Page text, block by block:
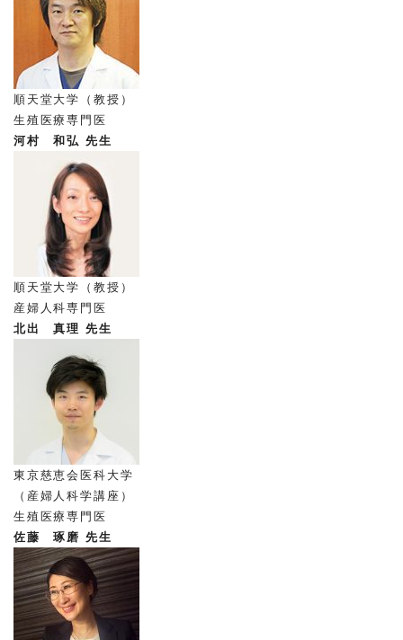
順天堂大学（教授）
生殖医療専門医
河村 和弘 先生
順天堂大学（教授）
産婦人科専門医
北出 真理 先生
東京慈恵会医科大学
（産婦人科学講座）
生殖医療専門医
佐藤 琢磨 先生